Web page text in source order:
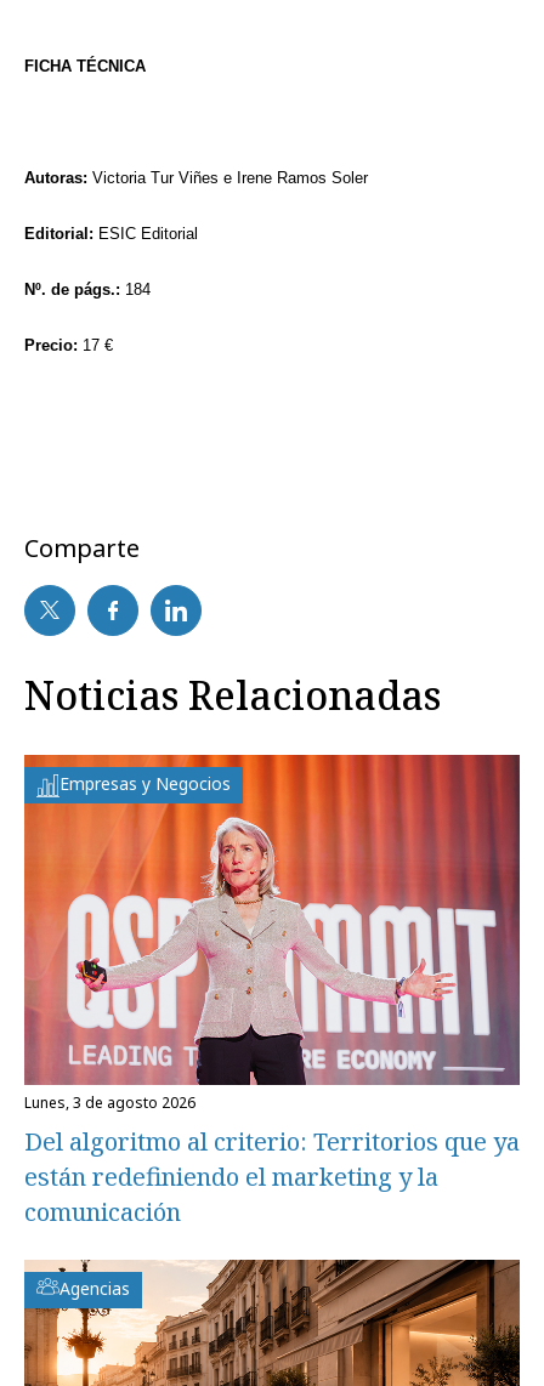
FICHA TÉCNICA
Autoras: Victoria Tur Viñes e Irene Ramos Soler
Editorial: ESIC Editorial
Nº. de págs.: 184
Precio: 17 €
Comparte
Noticias Relacionadas
Empresas y Negocios
lunes, 3 de agosto 2026
Del algoritmo al criterio: Territorios que ya
están redefiniendo el marketing y la
comunicación
Agencias